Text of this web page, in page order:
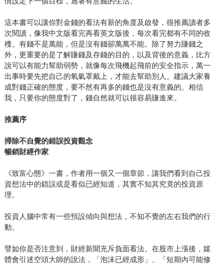
這本書可以讓你對金錢的看法有新的角度及啟發，很推薦讀者多
次閱讀，像我中文版看完再看英文版後，每次看完都有不同的收
穫。有錢不是萬能，但是沒有錢卻萬萬不能。除了努力賺錢之
外，更重要的是了解賺錢及存錢的目的，以及背後的意義，比方
說可以有能力幫助弱勢，就像每次飛機起飛前的安全指示，萬一
出事時要先把自己的氧氣罩戴上，才能去幫助別人。建議大家養
成對錢正確的態度，要不然有再多的錢也是沒有意義的。相信
我，只要你的態度對了，錢自然就可以很容易賺進來。
推薦序
掃除不自覺的錯誤投資觀念
暢銷財經作家
《致富心態》一書，作者用一個又一個章節，讓我們看到自己投
資想法中的錯誤或是看似已經知道，其實不知其究竟的投資原
理。
投資人腦中常有一些預設傾向與想法，不知不覺的左右我們的行
動。
譬如你是否注意到，財經新聞充斥負面看法。在股市上漲後，媒
體會引述空頭大師的說法，「泡沫已經成形」、「短期內可能修